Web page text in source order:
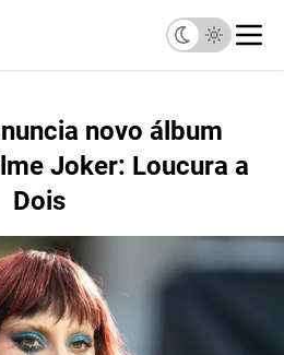
novo álbum
Joker: Loucura a
Dois